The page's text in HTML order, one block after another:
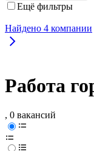
Ещё фильтры
Найдено 4 компании
Работа
, 0 вакансий